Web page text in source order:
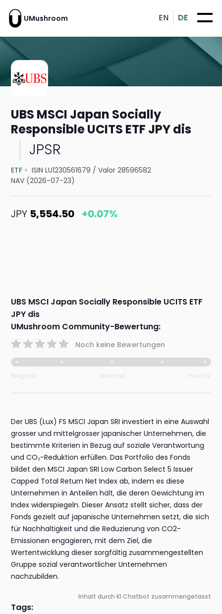
UMushroom EN DE
UBS MSCI Japan Socially
Responsible UCITS ETF JPY dis
JPSR
ETF ISIN LU1230561679 /Valor 28596582
NAV (2026-07-23)
JPY 5,554.50 +0.07%
UBS MSCI Japan Socially Responsible UCITS ETF
JPY dis
UMushroom Community-Bewertung:
Noch keine Bewertungen
Der UBS (Lux) FS MSCI Japan SRI investiert in eine Auswahl
grosser und mittelgrosser japanischer Unternehmen, die
bestimmte Kriterien in Bezug auf soziale Verantwortung
und CO₂-Reduktion erfüllen. Das Portfolio des Fonds
bildet den MSCI Japan SRI Low Carbon Select 5 Issuer
Capped Total Return Net Index ab, indem es diese
Unternehmen in Anteilen hält, die deren Gewichtung im
Index widerspiegeln. Dieser Ansatz stellt sicher, dass der
Fonds gezielt auf japanische Unternehmen setzt, die sich
für Nachhaltigkeit und die Reduzierung von CO2-
Emissionen engagieren, mit dem Ziel, die
Wertentwicklung dieser sorgfältig zusammengestellten
Gruppe sozial verantwortlicher Unternehmen
nachzubilden.
Inhalt durch KI Chatbot zusammengefasst
Tags: